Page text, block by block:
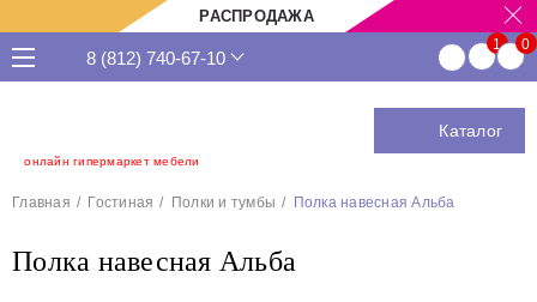
РАСПРОДАЖА
онлайн гипермаркет мебели
8 (812) 740-67-10
Каталог
Главная Гостиная Полки и тумбы Полка навесная Альба
Полка навесная Альба